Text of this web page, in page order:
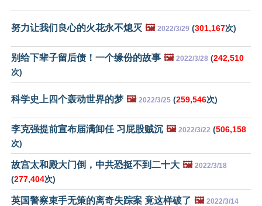
努力让我们良心的火花永不熄灭 🖼️ 2022/3/29 (301,167次)
别给下辈子留后债！一个缘份的故事 🖼️ 2022/3/28 (242,510
次)
科学史上四个轰动世界的梦 🖼️ 2022/3/25 (259,546次)
李克强提前宣布届满卸任 习屁股贼沉 🖼️ 2022/3/22 (506,158
次)
故宫太和殿大门倒，中共恐挺不到二十大 🖼️ 2022/3/18
(277,404次)
英国警察束手无策的离奇失踪案 竟这样破了 🖼️ 2022/3/14